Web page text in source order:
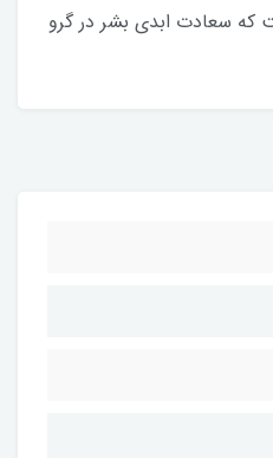
که سعادت ابدی بشر در گرو